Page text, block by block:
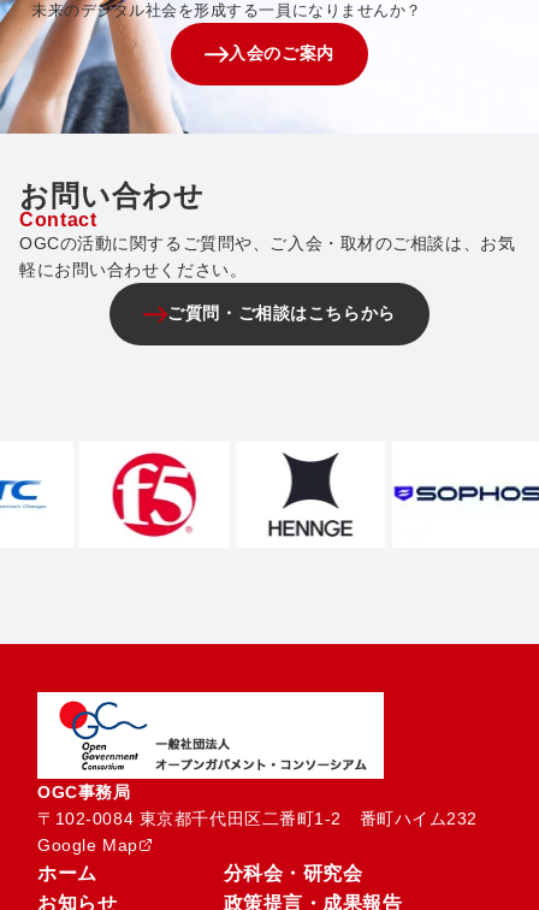
未来のデジタル社会を形成する一員になりませんか？
入会のご案内
お問い合わせ
Contact
OGCの活動に関するご質問や、ご入会・取材のご相談は、お気
軽にお問い合わせください。
ご質問・ご相談はこちらから
OGC事務局
〒102-0084 東京都千代田区二番町1-2　番町ハイム232
Google Map
ホーム
お知らせ
分科会・研究会
政策提言・成果報告